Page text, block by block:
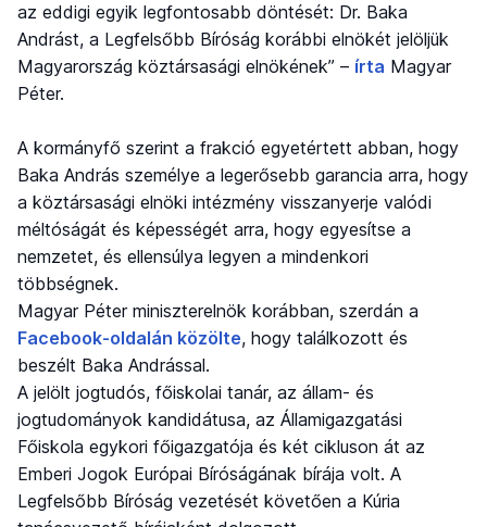
az eddigi egyik legfontosabb döntését: Dr. Baka
Andrást, a Legfelsőbb Bíróság korábbi elnökét jelöljük
Magyarország köztársasági elnökének” – írta Magyar
Péter.
A kormányfő szerint a frakció egyetértett abban, hogy
Baka András személye a legerősebb garancia arra, hogy
a köztársasági elnöki intézmény visszanyerje valódi
méltóságát és képességét arra, hogy egyesítse a
nemzetet, és ellensúlya legyen a mindenkori
többségnek.
Magyar Péter miniszterelnök korábban, szerdán a
Facebook-oldalán közölte, hogy találkozott és
beszélt Baka Andrással.
A jelölt jogtudós, főiskolai tanár, az állam- és
jogtudományok kandidátusa, az Államigazgatási
Főiskola egykori főigazgatója és két cikluson át az
Emberi Jogok Európai Bíróságának bírája volt. A
Legfelsőbb Bíróság vezetését követően a Kúria